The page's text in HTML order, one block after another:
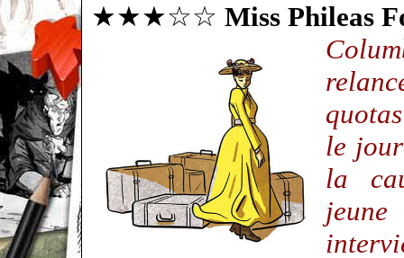
★★★☆☆ Miss Phileas
le
la